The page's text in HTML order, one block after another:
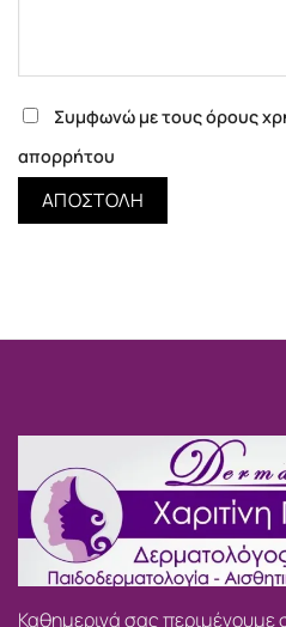
Συμφωνώ με τους όρους
απορρήτου
Καθημερινά σας περιμένουμε